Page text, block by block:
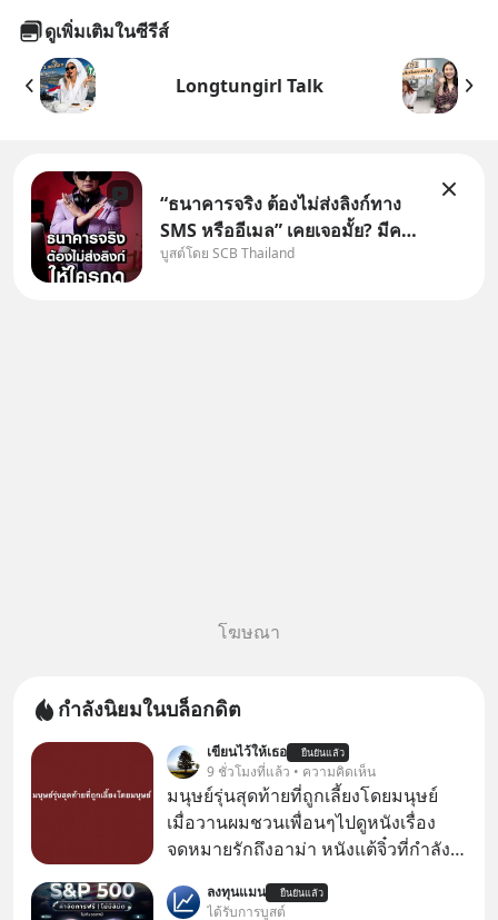
ดูเพิ่มเติมในซีรีส์
Longtungirl Talk
“ธนาคารจริง ต้องไม่ส่งลิงก์ทาง
SMS หรืออีเมล” เคยเจอมั้ย? มีคน
อ้างว่าโทรจากธนาคาร บอกว่า
บูสต์โดย SCB Thailand
โฆษณา
กำลังนิยมในบล็อกดิต
เขียนไว้ให้เธอ ยืนยันแล้ว
9 ชั่วโมงที่แล้ว • ความคิดเห็น
มนุษย์รุ่นสุดท้ายที่ถูกเลี้ยงโดยมนุษย์
เมื่อวานผมชวนเพื่อนๆไปดูหนังเรื่อง
จดหมายรักถึงอาม่า หนังแต้จิ๋วที่กำลัง
ป๊าผมเห็นโปสเตอร์หนังเรื่องนี้หลาย
ลงทุนแมน ยืนยันแล้ว
ได้รับการบูสต์